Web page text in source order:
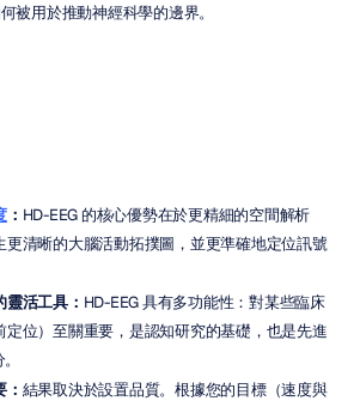
被用於推動神經科學的邊界。
： HD-EEG 的核心優勢在於更精細的空間解析
更清晰的大腦活動拓撲圖，並更準確地定位訊號
活工具： HD-EEG 具有多功能性：對某些臨床
定位）至關重要，是認知研究的基礎，也是先進
結果取決於設置品質。根據您的目標（速度與